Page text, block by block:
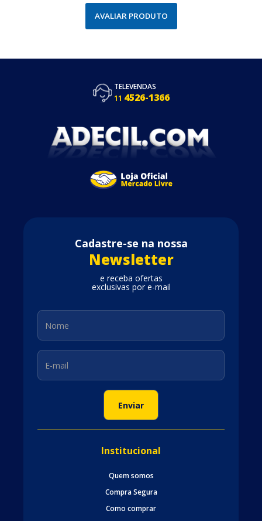
AVALIAR PRODUTO
TELEVENDAS
11 4526-1366
Cadastre-se na nossa
Newsletter
e receba ofertas
exclusivas por e-mail
Institucional
Quem somos
Compra Segura
Como comprar